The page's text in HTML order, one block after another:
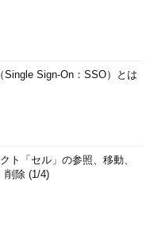
ことができました。
アピールポイントの絞り
ルのバランスは便利な指
市場全体の視点から自らを
響されない長期的なキャリ
Single Sign-On：SSO）とは
ト「セル」の参照、移動、
削除 (1/4)